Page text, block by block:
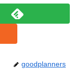
goodplanners